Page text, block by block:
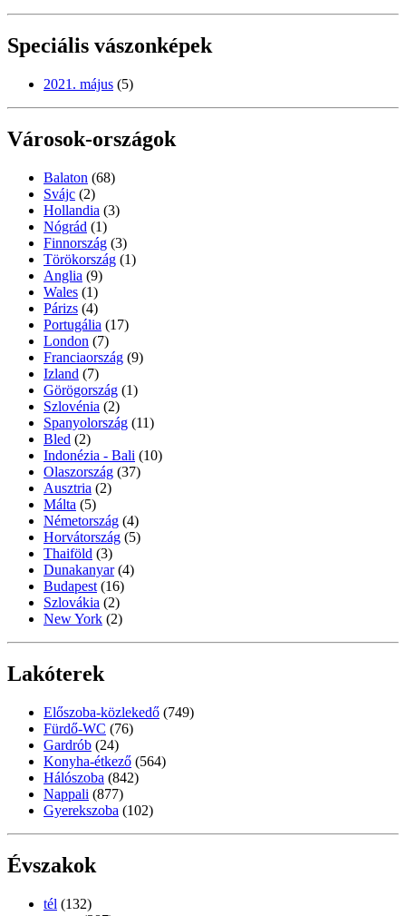
Speciális vászonképek
2021. május (5)
Városok-országok
Balaton (68)
Svájc (2)
Hollandia (3)
Nógrád (1)
Finnország (3)
Törökország (1)
Anglia (9)
Wales (1)
Párizs (4)
Portugália (17)
London (7)
Franciaország (9)
Izland (7)
Görögország (1)
Szlovénia (2)
Spanyolország (11)
Bled (2)
Indonézia - Bali (10)
Olaszország (37)
Ausztria (2)
Málta (5)
Németország (4)
Horvátország (5)
Thaiföld (3)
Dunakanyar (4)
Budapest (16)
Szlovákia (2)
New York (2)
Lakóterek
Előszoba-közlekedő (749)
Fürdő-WC (76)
Gardrób (24)
Konyha-étkező (564)
Hálószoba (842)
Nappali (877)
Gyerekszoba (102)
Évszakok
tél (132)